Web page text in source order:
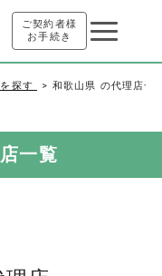
ご契約者様
お手続き
探す 和歌山県 の代理店一
一覧